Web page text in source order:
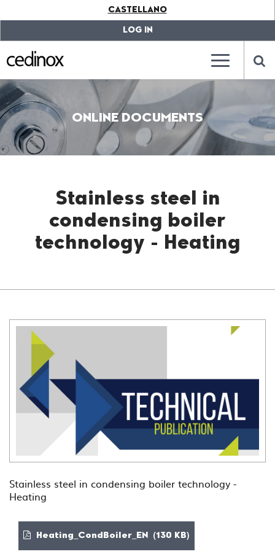
label.access.jump.content???
???
label.access.jump.header???
label.access.jump.footer???
???
label.access.jump.menu???
CASTELLANO
LOG IN
???
???
ONLINE DOCUMENTS
Stainless steel in
condensing boiler
technology - Heating
Stainless steel in condensing boiler technology -
Heating
Heating_CondBoiler_EN (130 KB)